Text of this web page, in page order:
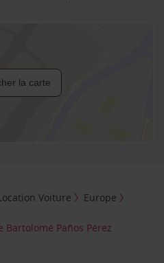
la carte
Voiture
Europe
Paños Pérez